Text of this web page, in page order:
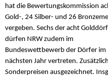
hat die Bewertungskommission
Gold-, 24 Silber- und 26
vergeben. Sechs der acht
dürfen NRW zudem im
Bundeswettbewerb der Dörfer im
nächsten Jahr vertreten.
Sonderpreisen ausgezeichnet.